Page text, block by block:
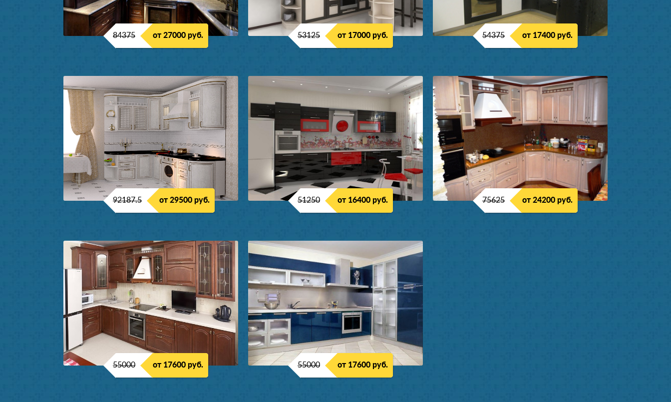
84375 от 27000 руб. 53125 от 17000 руб. 54375 от 17400 руб.
92187.5 от 29500 руб. 51250 от 16400 руб. 75625 от 24200 руб.
55000 от 17600 руб. 55000 от 17600 руб.